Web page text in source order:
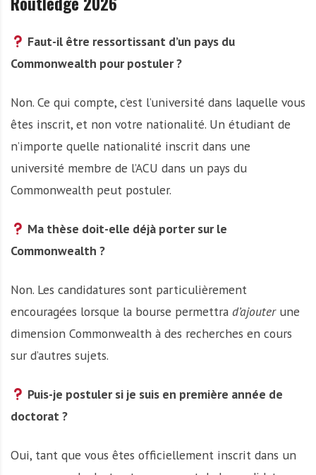
Faut-il être ressortissant d’un pays du
Commonwealth pour postuler ?
Non. Ce qui compte, c’est l’université dans laquelle vous
êtes inscrit, et non votre nationalité. Un étudiant de
n’importe quelle nationalité inscrit dans une
université membre de l’ACU dans un pays du
Commonwealth peut postuler.
Ma thèse doit-elle déjà porter sur le
Commonwealth ?
Non. Les candidatures sont particulièrement
encouragées lorsque la bourse permettra d’ajouterune
dimension Commonwealth à des recherches en cours
sur d’autres sujets.
Puis-je postuler si je suis en première année de
doctorat ?
Oui, tant que vous êtes officiellement inscrit dans un